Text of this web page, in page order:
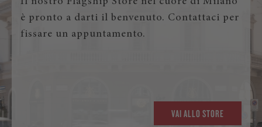
è pronto a darti il benvenuto. Contattaci per
fissare un appuntamento.
VAI ALLO STORE